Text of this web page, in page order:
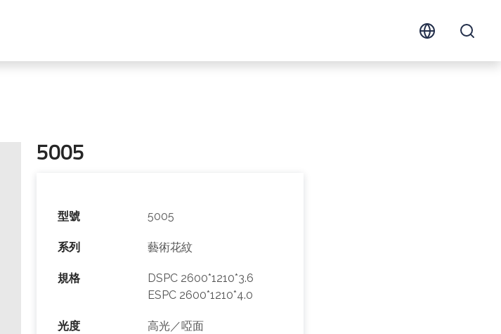
5005
型號 5005
系列 藝術花紋
規格
DSPC 2600*1210*3.6
ESPC 2600*1210*4.0
光度 高光／啞面